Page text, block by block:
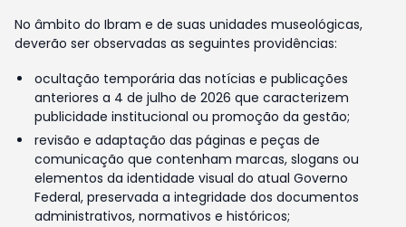
No âmbito do Ibram e de suas unidades museológicas,
deverão ser observadas as seguintes providências:
ocultação temporária das notícias e publicações
anteriores a 4 de julho de 2026 que caracterizem
publicidade institucional ou promoção da gestão;
revisão e adaptação das páginas e peças de
comunicação que contenham marcas, slogans ou
elementos da identidade visual do atual Governo
Federal, preservada a integridade dos documentos
administrativos, normativos e históricos;